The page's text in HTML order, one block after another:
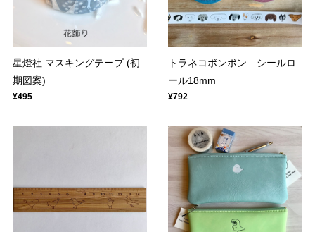
星燈社 マスキングテープ (初
期図案)
¥495
トラネコボンボン シールロ
ール18mm
¥792